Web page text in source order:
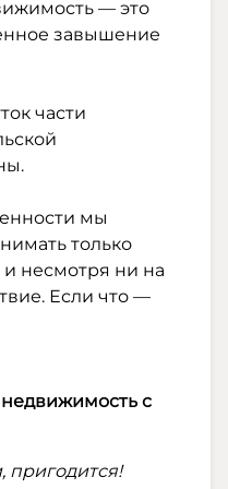
— это
завышение
части
мы
только
несмотря ни на
Если что —
с
пригодится!